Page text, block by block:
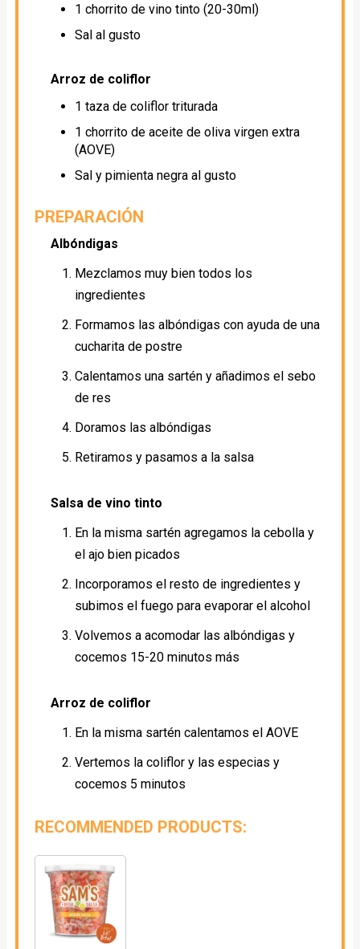
1 chorrito de vino tinto (20-30ml)
Sal al gusto
Arroz de coliflor
1 taza de coliflor triturada
1 chorrito de aceite de oliva virgen extra
(AOVE)
Sal y pimienta negra al gusto
PREPARACIÓN
Albóndigas
Mezclamos muy bien todos los
ingredientes
Formamos las albóndigas con ayuda de una
cucharita de postre
Calentamos una sartén y añadimos el sebo
de res
Doramos las albóndigas
Retiramos y pasamos a la salsa
Salsa de vino tinto
En la misma sartén agregamos la cebolla y
el ajo bien picados
Incorporamos el resto de ingredientes y
subimos el fuego para evaporar el alcohol
Volvemos a acomodar las albóndigas y
cocemos 15-20 minutos más
Arroz de coliflor
En la misma sartén calentamos el AOVE
Vertemos la coliflor y las especias y
cocemos 5 minutos
RECOMMENDED PRODUCTS: